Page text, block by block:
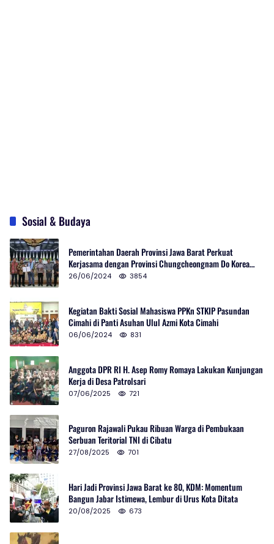
Sosial & Budaya
Pemerintahan Daerah Provinsi Jawa Barat Perkuat
Kerjasama dengan Provinsi Chungcheongnam Do Korea
Selatan
26/06/2024 3854
Kegiatan Bakti Sosial Mahasiswa PPKn STKIP Pasundan
Cimahi di Panti Asuhan Ulul Azmi Kota Cimahi
06/06/2024 831
Anggota DPR RI H. Asep Romy Romaya Lakukan Kunjungan
Kerja di Desa Patrolsari
07/06/2025 721
Paguron Rajawali Pukau Ribuan Warga di Pembukaan
Serbuan Teritorial TNI di Cibatu
27/08/2025 701
Hari Jadi Provinsi Jawa Barat ke 80, KDM: Momentum
Bangun Jabar Istimewa, Lembur di Urus Kota Ditata
20/08/2025 673